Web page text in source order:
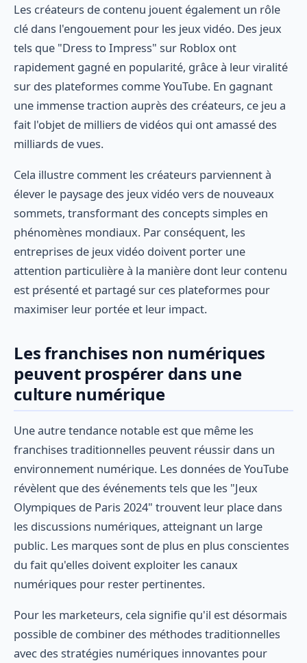
Les créateurs de contenu jouent également un rôle
clé dans l'engouement pour les jeux vidéo. Des jeux
tels que "Dress to Impress" sur Roblox ont
rapidement gagné en popularité, grâce à leur viralité
sur des plateformes comme YouTube. En gagnant
une immense traction auprès des créateurs, ce jeu a
fait l'objet de milliers de vidéos qui ont amassé des
milliards de vues.
Cela illustre comment les créateurs parviennent à
élever le paysage des jeux vidéo vers de nouveaux
sommets, transformant des concepts simples en
phénomènes mondiaux. Par conséquent, les
entreprises de jeux vidéo doivent porter une
attention particulière à la manière dont leur contenu
est présenté et partagé sur ces plateformes pour
maximiser leur portée et leur impact.
Les franchises non numériques
peuvent prospérer dans une
culture numérique
Une autre tendance notable est que même les
franchises traditionnelles peuvent réussir dans un
environnement numérique. Les données de YouTube
révèlent que des événements tels que les "Jeux
Olympiques de Paris 2024" trouvent leur place dans
les discussions numériques, atteignant un large
public. Les marques sont de plus en plus conscientes
du fait qu'elles doivent exploiter les canaux
numériques pour rester pertinentes.
Pour les marketeurs, cela signifie qu'il est désormais
possible de combiner des méthodes traditionnelles
avec des stratégies numériques innovantes pour